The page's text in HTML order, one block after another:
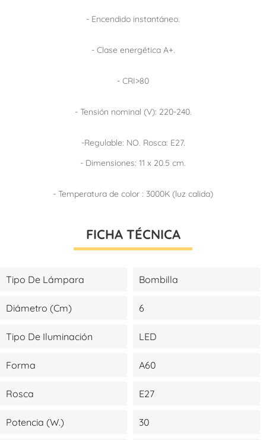
- Encendido instantáneo.
- Clase energética A+.
- CRI>80
- Tensión nominal (V): 220-240.
-Regulable: NO. Rosca: E27.
- Dimensiones: 11 x 20.5 cm.
- Temperatura de color : 3000K (luz calida)
FICHA TÉCNICA
Tipo De Lámpara Bombilla
Diámetro (cm) 6
Tipo De Iluminación LED
Forma A60
Rosca E27
Potencia (W.) 30